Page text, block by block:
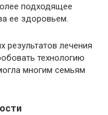
подходящее
ее здоровьем.
результатов лечения
технологию
многим семьям